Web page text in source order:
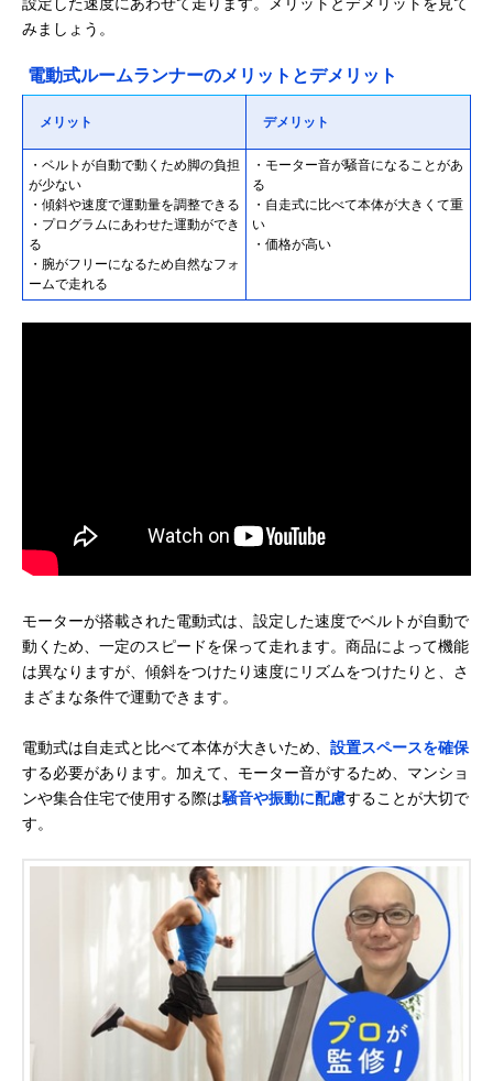
みましょう。
電動式ルームランナーのメリットとデメリット
メリット デメリット
・ベルトが自動で動くため脚の負担
が少ない
・傾斜や速度で運動量を調整できる
・プログラムにあわせた運動ができ
る
・腕がフリーになるため自然なフォ
ームで走れる
・モーター音が騒音になることがあ
る
・自走式に比べて本体が大きくて重
い
・価格が高い
モーターが搭載された電動式は、設定した速度でベルトが自動で
動くため、一定のスピードを保って走れます。商品によって機能
は異なりますが、傾斜をつけたり速度にリズムをつけたりと、さ
まざまな条件で運動できます。
電動式は自走式と比べて本体が大きいため、 設置スペースを確保
する必要があります。加えて、モーター音がするため、マンショ
ンや集合住宅で使用する際は騒音や振動に配慮することが大切で
す。